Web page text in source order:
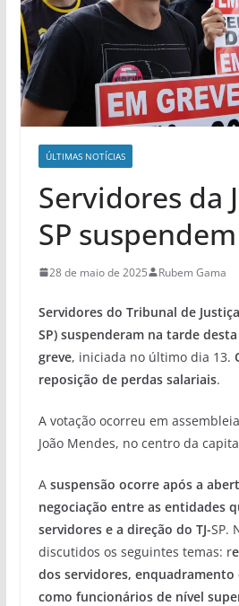
ÚLTIMAS NOTÍCIAS
Servidores da
SP
28 de maio de 2025 Rubem Gama
Servidores do Tribunal de
SP) suspenderam na tarde
greve, iniciada no último dia 13.
reposição de perdas salariais.
A votação ocorreu em
João Mendes, no centro da
Asuspensão ocorre após a
negociação entre as entidades
servidores e a direção do TJ-SP.
discutidos os seguintes temas: r
dos servidores, enquadramento
como funcionários de nível